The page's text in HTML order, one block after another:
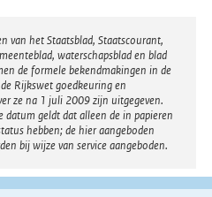
g
van het Staatsblad, Staatscourant,
waterschapsblad en blad
de formele bekendmakingen in de
Rijkswet goedkeuring en
ze na 1 juli 2009 zijn uitgegeven.
datum geldt dat alleen de in papieren
hebben; de hier aangeboden
bij wijze van service aangeboden.